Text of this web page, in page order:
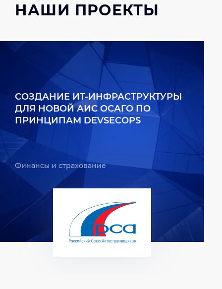
НАШИ ПРОЕКТЫ
СОЗДАНИЕ ИТ-ИНФРАСТРУКТУРЫ
ДЛЯ НОВОЙ АИС ОСАГО ПО
ПРИНЦИПАМ DEVSECOPS
Финансы и страхование